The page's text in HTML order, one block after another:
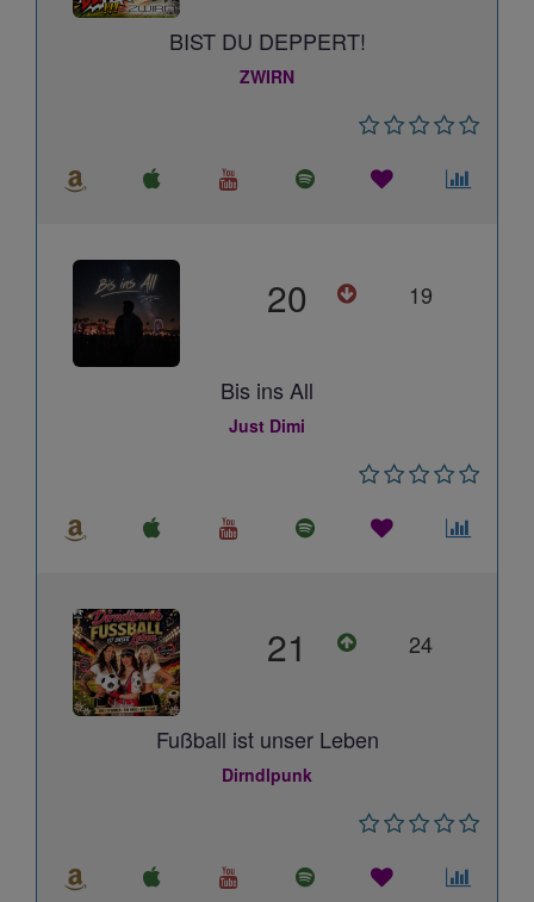
BIST DU DEPPERT!
ZWIRN
20 19
Bis ins All
Just Dimi
21 24
Fußball ist unser Leben
Dirndlpunk